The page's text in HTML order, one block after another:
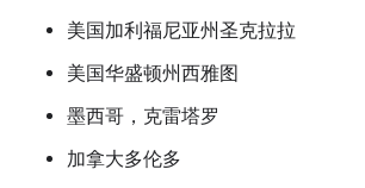
美国加利福尼亚州圣克拉拉
美国华盛顿州西雅图
墨西哥，克雷塔罗
加拿大多伦多